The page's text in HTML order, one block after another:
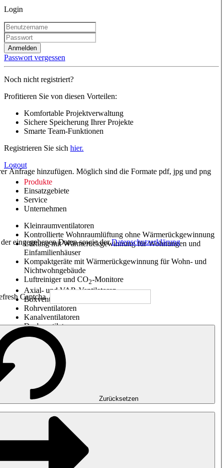
Login
Anmelden
Passwort vergessen
Noch nicht registriert?
Profitieren Sie von diesen Vorteilen:
Komfortable Projektverwaltung
Sichere Speicherung Ihrer Projekte
Smarte Team-Funktionen
Registrieren Sie sich hier.
Logout
Produkte
Einsatzgebiete
Service
Unternehmen
Kleinraumventilatoren
Kontrollierte Wohnraumlüftung ohne Wärmerückgewinnung
Lüftung mit Wärmerückgewinnung für Wohnungen und
Einfamilienhäuser
Kompaktgeräte mit Wärmerückgewinnung für Wohn- und
Nichtwohngebäude
Luftreiniger und CO2-Monitore
Axial- und VAR-Ventilatoren
Boxventilatoren
Rohrventilatoren
Kanalventilatoren
Dachventilatoren
Entrauchung, Rauchfreihaltung und Garagenlüftung
Impulsventilatoren
Explosionsgeschützte Ventilatoren
Messen. Steuern. Regeln.
Luftbehandlung
Mechanisches Zubehör
Anfrage hinzufügen. Möglich sind die Formate pdf, jpg und png
eingegebenen Daten sowie derDatenschutzerklärung
Zurücksetzen